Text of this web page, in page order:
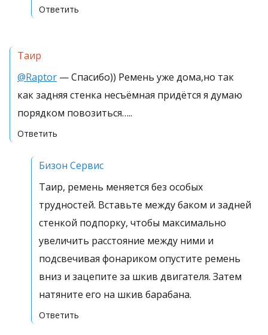
Ответить
Таир
@Raptor — Спасибо)) Ремень уже дома,но так
как задняя стенка несъёмная придётся я думаю
порядком повозиться…..
Ответить
Бизон Сервис
Таир, ремень меняется без особых
трудностей. Вставьте между баком и задней
стенкой подпорку, чтобы максимально
увеличить расстояние между ними и
подсвечивая фонариком опустите ремень
вниз и зацепите за шкив двигателя. Затем
натяните его на шкив барабана.
Ответить